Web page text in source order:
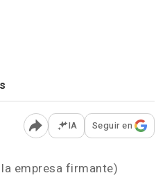
Abrir opciones para
IA Seguir en
empresa firmante)